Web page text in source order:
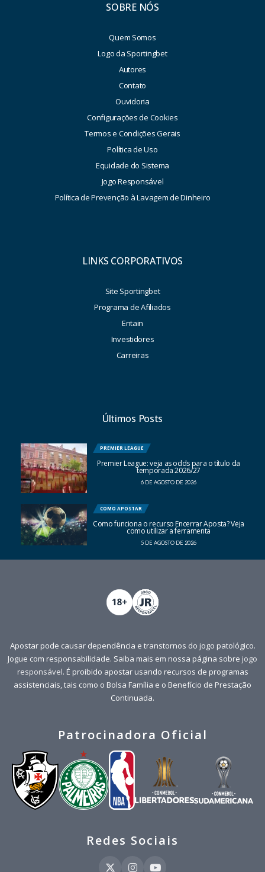
SOBRE NÓS
Quem Somos
Logo da Sportingbet
Autores
Contato
Ouvidoria
Configurações de Cookies
Termos e Condições Gerais
Política de Uso
Equidade do Sistema
Jogo Responsável
Política de Prevenção à Lavagem de Dinheiro
LINKS CORPORATIVOS
Site Sportingbet
Programa de Afiliados
Entain
Investidores
Carreiras
Últimos Posts
PREMIER LEAGUE
Premier League: veja as odds para o título da
temporada 2026/27
6 DE AGOSTO DE 2026
COMO APOSTAR
Como funciona o recurso Encerrar Aposta? Veja
como utilizar a ferramenta
5 DE AGOSTO DE 2026
Apostar pode causar dependência e transtornos do jogo patológico.
Jogue com responsabilidade. Saiba mais em nossa página sobre jogo
responsável. É proibido apostar usando recursos de programas
assistenciais, tais como o Bolsa Família e o Benefício de Prestação
Continuada.
Patrocinadora Oficial
Redes Sociais